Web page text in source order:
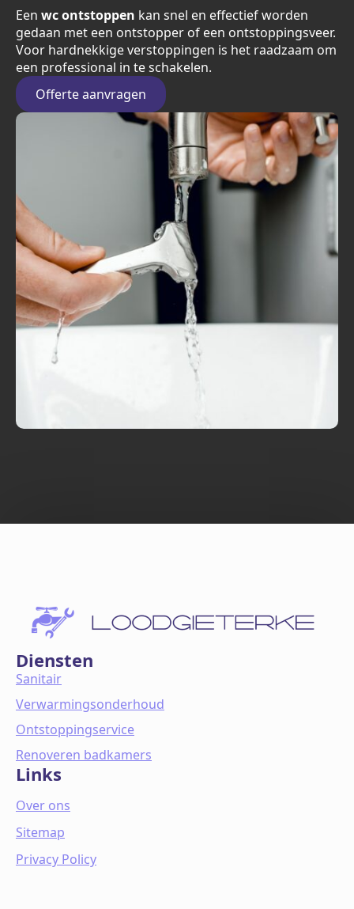
Een wc ontstoppen kan snel en effectief worden
gedaan met een ontstopper of een ontstoppingsveer.
Voor hardnekkige verstoppingen is het raadzaam om
een professional in te schakelen.
Offerte aanvragen
Diensten
Sanitair
Verwarmingsonderhoud
Ontstoppingservice
Renoveren badkamers
Links
Over ons
Sitemap
Privacy Policy